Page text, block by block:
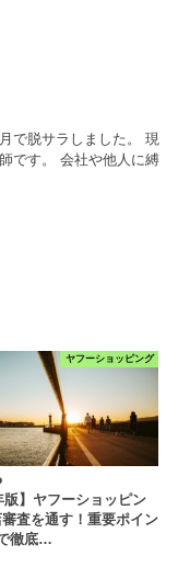
で脱サラしました。 現
です。 会社や他人に縛
ヤフーショッピング
版】ヤフーショッピン
査を通す！重要ポイン
徹底…